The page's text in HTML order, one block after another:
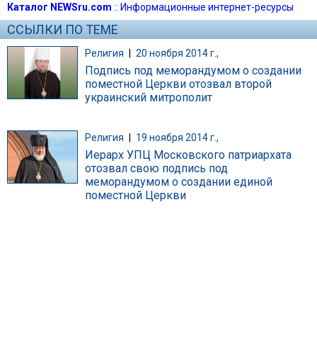
Каталог NEWSru.com :: Информационные интернет-ресурсы
ССЫЛКИ ПО ТЕМЕ
Религия | 20 ноября 2014 г.,
Подпись под меморандумом о создании
поместной Церкви отозвал второй
украинский митрополит
Религия 19 ноября 2014 г.,
Иерарх УПЦ Московского патриархата
отозвал свою подпись под
меморандумом о создании единой
поместной Церкви